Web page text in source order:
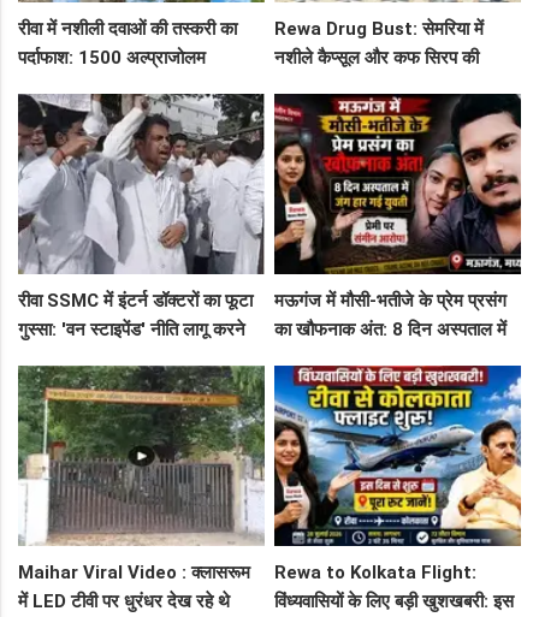
रीवा में नशीली दवाओं की तस्करी का
पर्दाफाश: 1500 अल्प्राजोलम
सप्लाई चेन
Rewa Drug Bust: सेमरिया में
नशीले कैप्सूल और कफ सिरप की
के पीछे
रीवा SSMC में इंटर्न डॉक्टरों का फूटा
गुस्सा: 'वन स्टाइपेंड' नीति लागू करने
छात्र
मऊगंज में मौसी-भतीजे के प्रेम प्रसंग
का खौफनाक अंत: 8 दिन अस्पताल में
आरोप!
Maihar Viral Video : क्लासरूम
में LED टीवी पर धुरंधर देख रहे थे
Rewa to Kolkata Flight:
विंध्यवासियों के लिए बड़ी खुशखबरी: इस